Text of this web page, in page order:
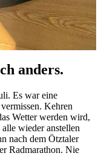
anders.
Es war eine
Kehren
Wetter werden wird,
wieder anstellen
nach dem Ötztaler
Radmarathon. Nie